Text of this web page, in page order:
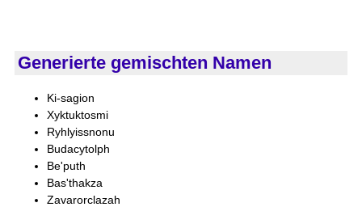
Generierte gemischten Namen
Ki-sagion
Xyktuktosmi
Ryhlyissnonu
Budacytolph
Be'puth
Bas'thakza
Zavarorclazah